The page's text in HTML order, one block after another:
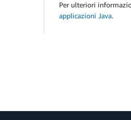
Per ulteriori
applicazioni Java.